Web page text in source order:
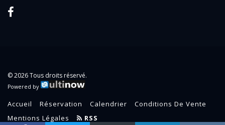
© 2026 Tous droits réservé.
Powered by
Accueil Réservation Calendrier
Conditions De Vente
Mentions Légales
RSS